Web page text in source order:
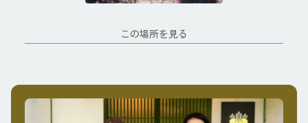
この場所を見る